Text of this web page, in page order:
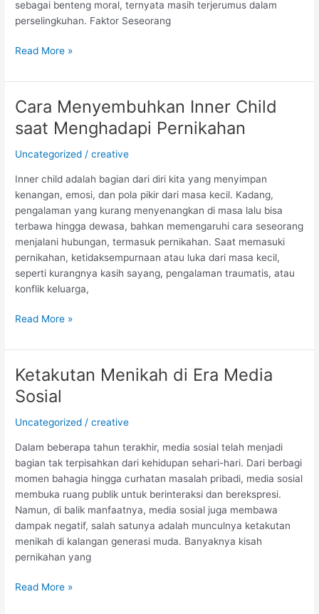
sebagai benteng moral, ternyata masih terjerumus dalam
perselingkuhan. Faktor Seseorang
Read More »
Cara Menyembuhkan Inner Child
saat Menghadapi Pernikahan
Uncategorized /creative
Inner child adalah bagian dari diri kita yang menyimpan
kenangan, emosi, dan pola pikir dari masa kecil. Kadang,
pengalaman yang kurang menyenangkan di masa lalu bisa
terbawa hingga dewasa, bahkan memengaruhi cara seseorang
menjalani hubungan, termasuk pernikahan. Saat memasuki
pernikahan, ketidaksempurnaan atau luka dari masa kecil,
seperti kurangnya kasih sayang, pengalaman traumatis, atau
konflik keluarga,
Cara
Menyembuhkan
Inner
Child
Menghadapi
Pernikahan
Read More »
Ketakutan Menikah di Era Media
Sosial
Uncategorized /creative
Dalam beberapa tahun terakhir, media sosial telah menjadi
bagian tak terpisahkan dari kehidupan sehari-hari. Dari berbagi
momen bahagia hingga curhatan masalah pribadi, media sosial
membuka ruang publik untuk berinteraksi dan berekspresi.
Namun, di balik manfaatnya, media sosial juga membawa
dampak negatif, salah satunya adalah munculnya ketakutan
menikah di kalangan generasi muda. Banyaknya kisah
pernikahan yang
Ketakutan
Menikah
di
Era
Sosial
Read More »